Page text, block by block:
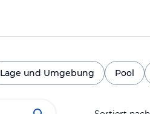
Lage und Umgebung Pool